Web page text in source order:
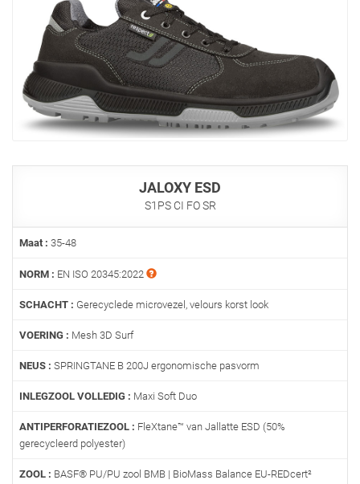
JALOXY ESD
S1PS CI FO SR
Maat : 35-48
NORM : EN ISO 20345:2022
SCHACHT : Gerecyclede microvezel, velours korst look
VOERING : Mesh 3D Surf
NEUS : SPRINGTANE B 200J ergonomische pasvorm
INLEGZOOL VOLLEDIG : Maxi Soft Duo
ANTIPERFORATIEZOOL : FleXtane™ van Jallatte ESD (50%
gerecycleerd polyester)
ZOOL : BASF® PU/PU zool BMB | BioMass Balance EU-REDcert²